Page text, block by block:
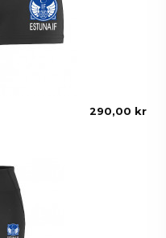
290,00 kr